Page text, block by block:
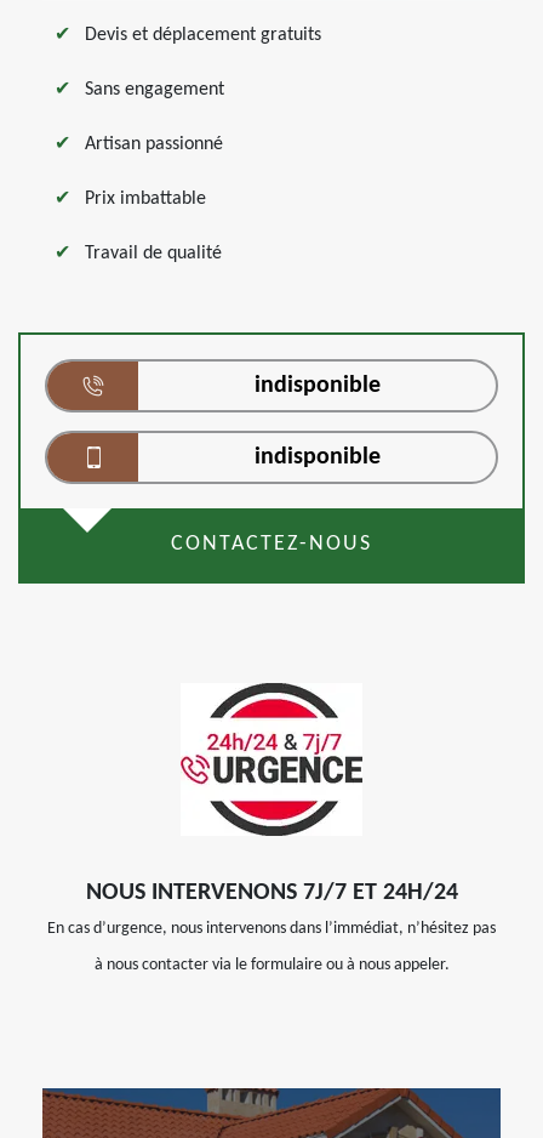
Devis et déplacement gratuits
Sans engagement
Artisan passionné
Prix imbattable
Travail de qualité
indisponible
indisponible
CONTACTEZ-NOUS
NOUS INTERVENONS 7J/7 ET 24H/24
En cas d’urgence, nous intervenons dans l’immédiat, n’hésitez pas
à nous contacter via le formulaire ou à nous appeler.